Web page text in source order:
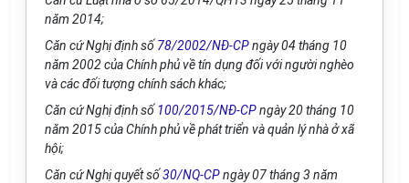
năm 2014;
Căn cứ Nghị định số 78/2002/NĐ-CPngày 04 tháng 10
năm 2002 của Chính phủ về tín dụng đối với người nghèo
và các đối tượng chính sách khác;
Căn cứ Nghị định số 100/2015/NĐ-CPngày 20 tháng 10
năm 2015 của Chính phủ về phát triển và quản lý nhà ở xã
hội;
Căn cứ Nghị quyết số30/NQ-CPngày 07 tháng 3 năm